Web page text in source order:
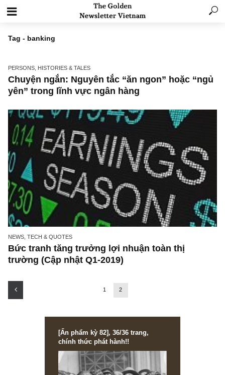
Tag - banking
PERSONS, HISTORIES & TALES
Chuyện ngắn: Nguyên tắc “ăn ngon” hoặc
NEWS, TECH & QUOTES
trường (Cập nhật Q1-2019)
[Ấn phẩm kỳ 82], 36/36 trang,